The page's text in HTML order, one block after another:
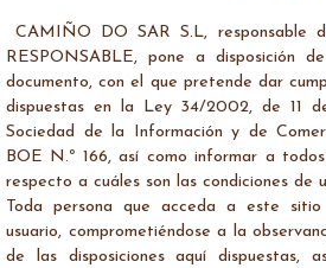
CAMIÑO DO SAR S.L, responsable
RESPONSABLE, pone a disposición
documento, con el que pretende dar
dispuestas en la Ley 34/2002, de 11
Sociedad de la Información y de
BOE N.º 166, así como informar a
respecto a cuáles son las condiciones de
Toda persona que acceda a este
usuario, comprometiéndose a la
de las disposiciones aquí dispuestas,